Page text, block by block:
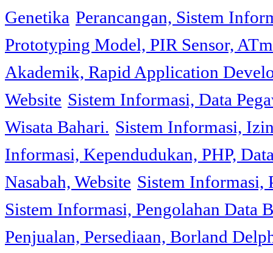
Genetika Perancangan, Sistem
Prototyping Model, PIR Sensor,
Akademik, Rapid Application
Website Sistem Informasi, Data
Wisata Bahari. Sistem Informasi,
Informasi, Kependudukan, PHP,
Nasabah, Website Sistem Informasi,
Sistem Informasi, Pengolahan Data
Penjualan, Persediaan, Borland